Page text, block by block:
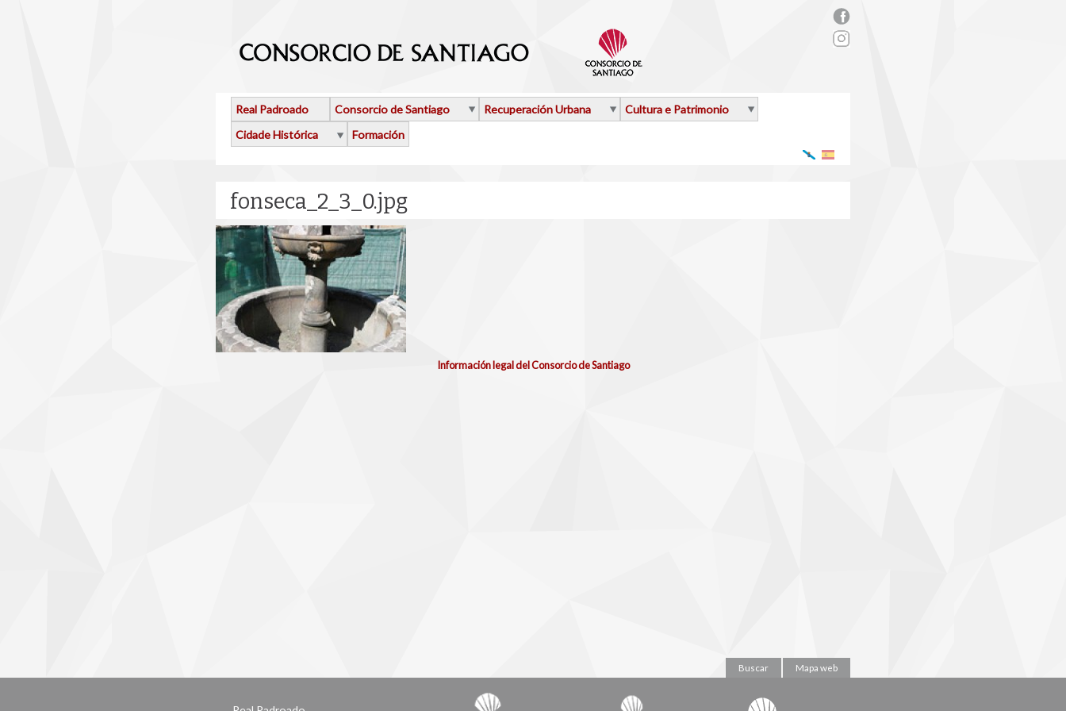
rs_facebook.png
Real Padroado Consorcio de Santiago Recuperación Urbana
Cultura e Patrimonio
Cidade Histórica
Formación
fonseca_2_3_0.jpg
Información legal del Consorcio de Santiago
Buscar Mapa web